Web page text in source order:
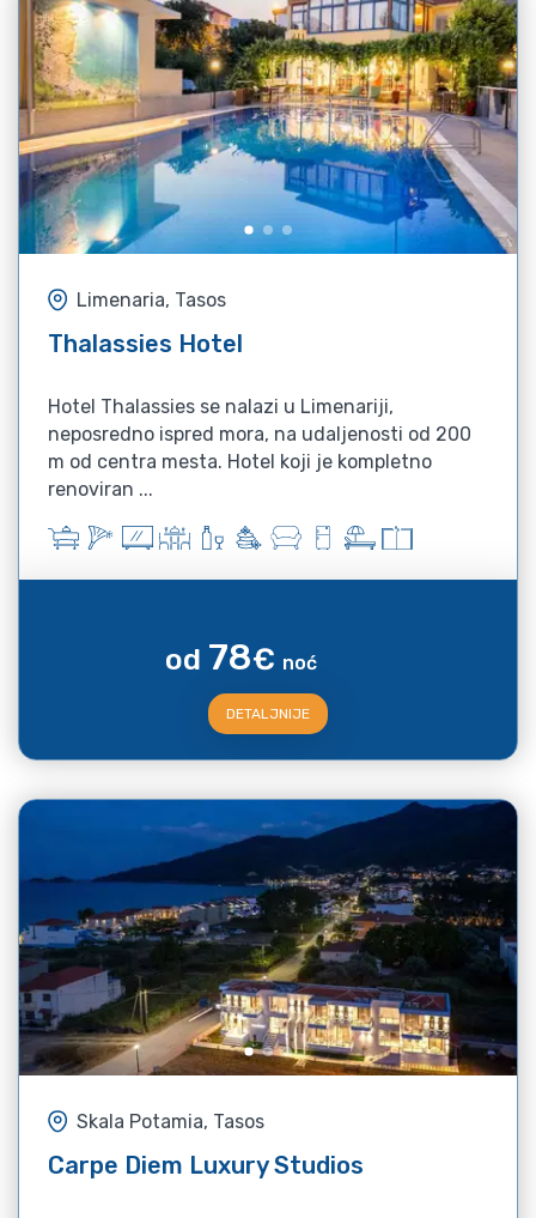
Limenaria, Tasos
Thalassies Hotel
Hotel Thalassies se nalazi u Limenariji,
neposredno ispred mora, na udaljenosti od 200
m od centra mesta. Hotel koji je kompletno
renoviran ...
od 78€ noć
DETALJNIJE
Skala Potamia, Tasos
Carpe Diem Luxury Studios